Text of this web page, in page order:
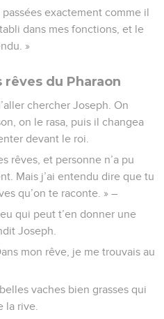
exactement comme il
dans mes fonctions, et le
»
du Pharaon
chercher Joseph. On
on le rasa, puis il changea
devant le roi.
rêves, et personne n’a pu
Mais j’ai entendu dire que tu
qu’on te raconte. » –
qui peut t’en donner une
Joseph.
mon rêve, je me trouvais au
vaches bien grasses qui
la rive.